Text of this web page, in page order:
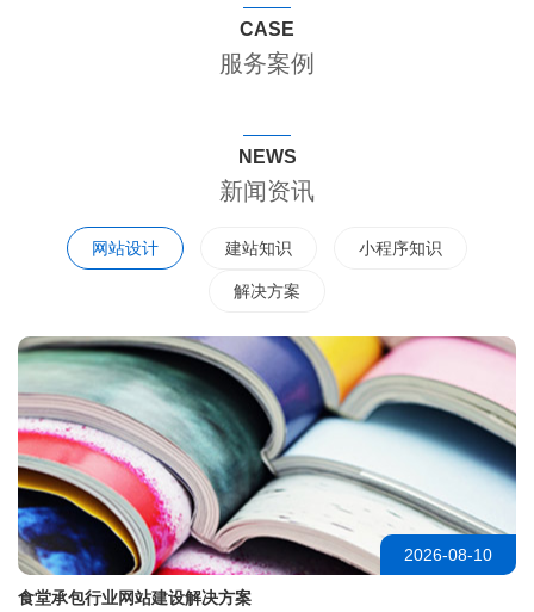
CASE
服务案例
NEWS
新闻资讯
网站设计 建站知识
小程序知识
解决方案
2026-08-10
食堂承包行业网站建设解决方案